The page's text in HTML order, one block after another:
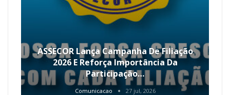
ASSECOR Lança Campanha De Filiação
2026 E Reforça Importância Da
Participação…
Comunicacao 27 jul, 2026